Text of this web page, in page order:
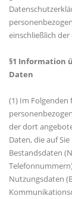
einschließlich
§1 Information
Daten
(1) Im
der dort
Daten, die auf
Bestandsdaten
Nutzungsdaten